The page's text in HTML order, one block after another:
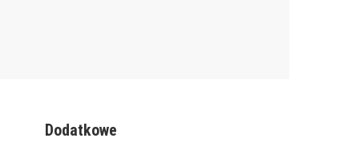
Dodatkowe